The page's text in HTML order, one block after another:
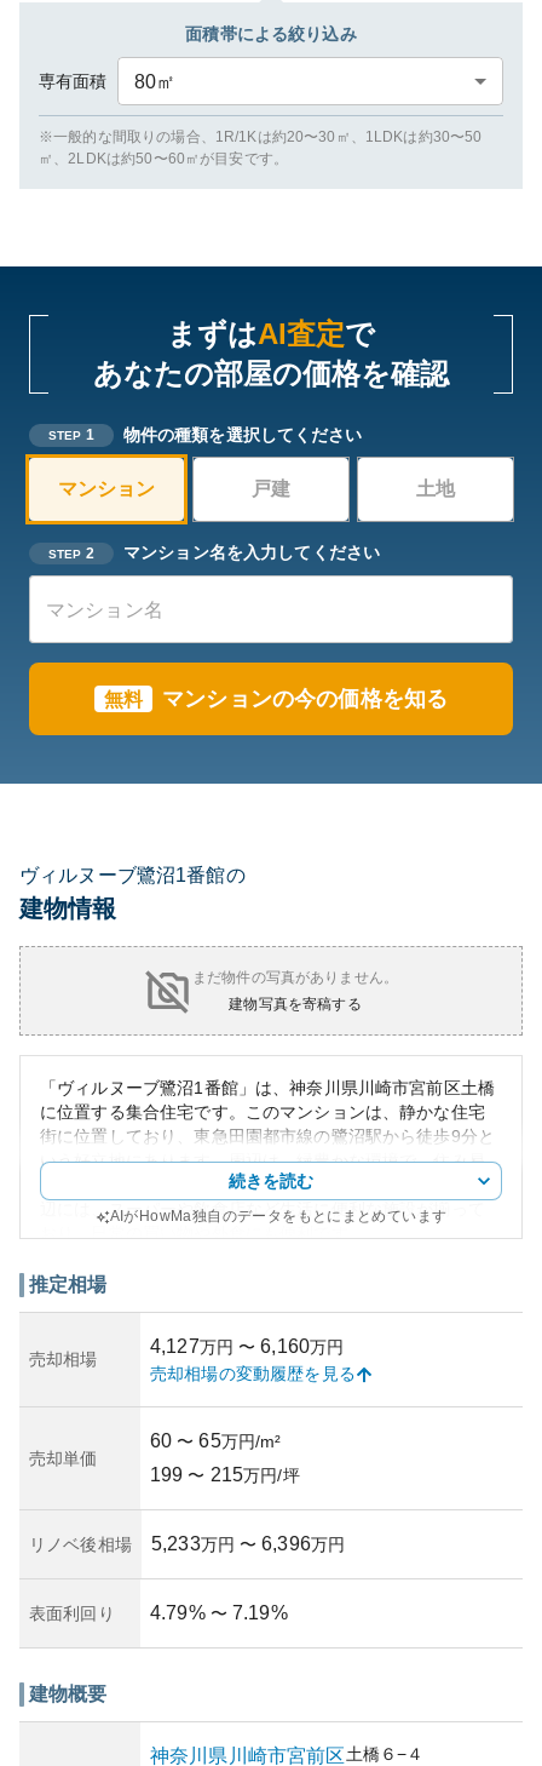
面積帯による絞り込み
専有面積 80㎡
※一般的な間取りの場合、1R/1Kは約20〜30㎡、1LDKは約30〜50
㎡、2LDKは約50〜60㎡が目安です。
まずはAI査定で
あなたの部屋の価格を確認
STEP 1 物件の種類を選択してください
マンション 戸建 土地
STEP 2 マンション名を入力してください
無料 マンションの今の価格を知る
ヴィルヌーブ鷺沼1番館の
建物情報
まだ物件の写真がありません。
建物写真を寄稿する
「ヴィルヌーブ鷺沼1番館」は、神奈川県川崎市宮前区土橋
に位置する集合住宅です。このマンションは、静かな住宅
街に位置しており、東急田園都市線の鷺沼駅から徒歩9分と
いう好立地にあります。周辺は、緑豊かな環境で、住み易
さと都市へのアクセスの良さを両立しています。鷺沼駅周
辺には、スーパーや飲食店など生活に便利な施設が揃って
がらも独自の存在感を放っています。マンションそのもの
資産性に関しては、鷺沼駅の利便性と周辺の開発性から、
比較的高い水準にあります。ただし、不動産市場の動向に
よっては価値変動が起こり得るため、購入のタイミングや
す。
所有リスクとしては、地域の洪水や地震のリスクも考慮す
ちの自発的な協力によって良好に保たれているようです。
続きを読む
AIがHowMa独自のデータをもとにまとめています
推定相場
売却相場
4,127万円 〜 6,160万円
売却相場の変動履歴を見る
売却単価
60 〜 65万円/m²
199 〜 215万円/坪
リノベ後相場 5,233万円 〜 6,396万円
表面利回り 4.79% 〜 7.19%
建物概要
神奈川県 川崎市宮前区土橋６−４